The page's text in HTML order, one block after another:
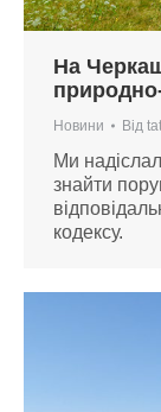
На
Новини Від
Ми
знайти
кодексу.